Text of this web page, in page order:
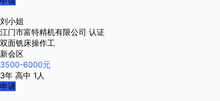
刘小姐
江门市富特精机有限公司 认证
双面铣床操作工
新会区
3500-6000元
3年 高中 1人
申请